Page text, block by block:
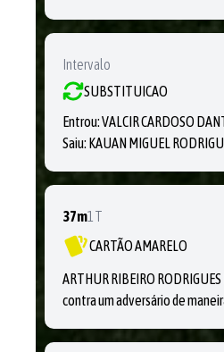
Intervalo
SUBSTITUICAO
Entrou:VALCIR CARDOSO
Saiu: KAUAN MIGUEL
37m1T
CARTÃO AMARELO
ARTHUR RIBEIRO
contra um adversário de